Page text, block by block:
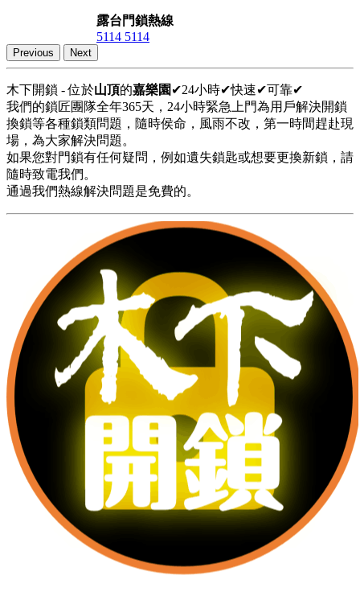
露台門鎖熱線
5114 5114
Previous Next
木下開鎖 - 位於山頂的嘉樂園 ✔24小時✔快速✔可靠✔
我們的鎖匠團隊全年365天，24小時緊急上門為用戶解決開鎖
換鎖等各種鎖類問題，隨時侯命，風雨不改，第一時間趕赴現
場，為大家解決問題。
如果您對門鎖有任何疑問，例如遺失鎖匙或想要更換新鎖，請
隨時致電我們。
通過我們熱線解決問題是免費的。